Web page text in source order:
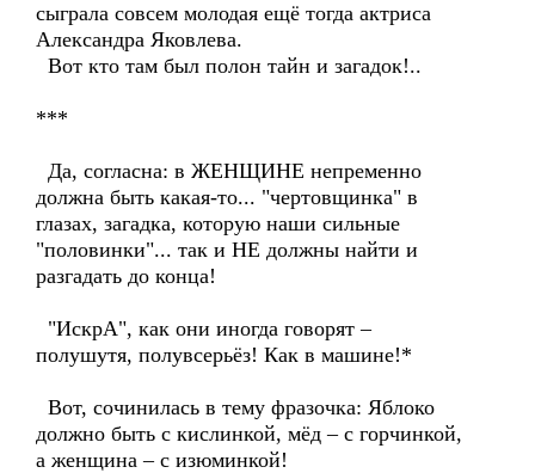
сыграла совсем молодая ещё тогда актриса
Александра Яковлева.
Вот кто там был полон тайн и загадок!..
***
Да, согласна: в ЖЕНЩИНЕ непременно
должна быть какая-то... "чертовщинка" в
глазах, загадка, которую наши сильные
"половинки"... так и НЕ должны найти и
разгадать до конца!
"ИскрА", как они иногда говорят –
полушутя, полувсерьёз! Как в машине!*
Вот, сочинилась в тему фразочка: Яблоко
должно быть с кислинкой, мёд – с горчинкой,
а женщина – с изюминкой!